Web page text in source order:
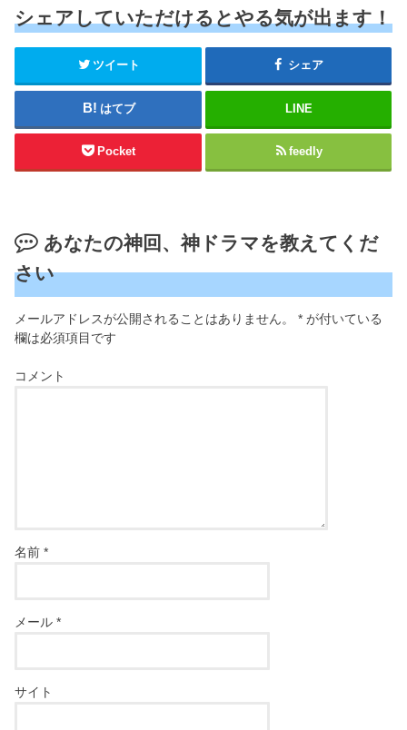
シェアしていただけるとやる気が出ます！
ツイート シェア
はてブ LINE
Pocket feedly
あなたの神回、神ドラマを教えてくだ
さい
メールアドレスが公開されることはありません。 * が付いている
欄は必須項目です
コメント
名前*
メール*
サイト